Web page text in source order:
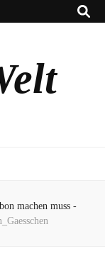
machen muss -